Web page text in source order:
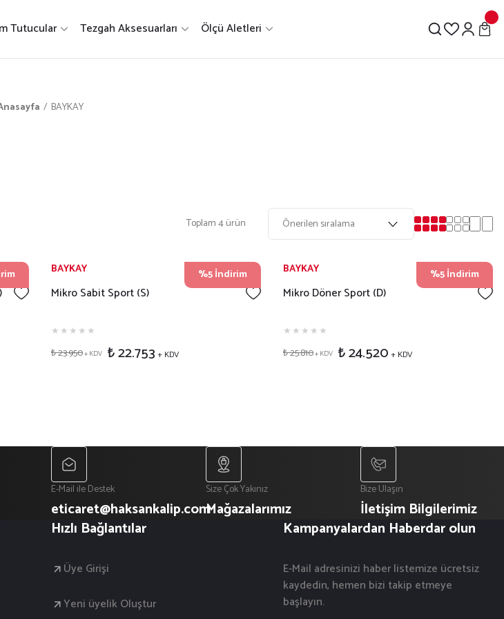
Tutucular Tezgah Aksesuarları Ölçü Aletleri
BAYKAY
Toplam 4 ürün
%5 İndirim
BAYKAY
Mikro Sabit Sport (S)
₺ 23.950+ KDV ₺ 22.753 + KDV
%5 İndirim
BAYKAY
Mikro Döner Sport (D)
₺ 25.810+ KDV ₺ 24.520 + KDV
E-Mail ile Destek
eticaret@haksankalip.com
Size Çok Yakınız
Mağazalarımız
Bize Ulaşın
İletişim Bilgilerimiz
Hızlı Bağlantılar
Üye Girişi
Yeni üyelik Oluştur
Kampanyalardan Haberdar olun
E-Mail adresinizi haber listemize ücretsiz
kaydedin, hemen bizi takip etmeye
başlayın.